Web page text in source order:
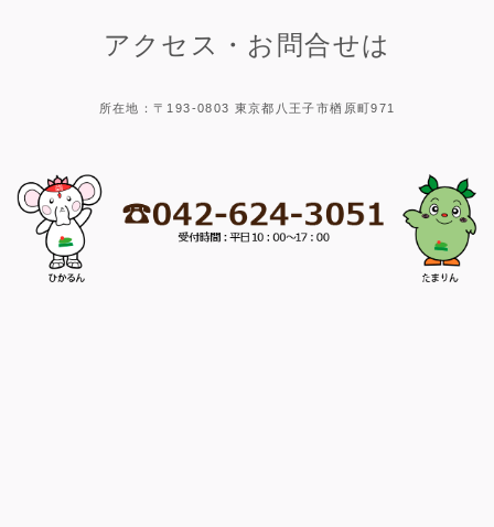
アクセス・お問合せは
所在地：〒193-0803 東京都八王子市楢原町971